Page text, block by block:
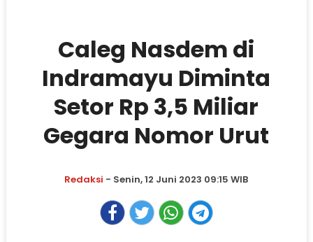
Caleg Nasdem di
Indramayu Diminta
Setor Rp 3,5 Miliar
Gegara Nomor Urut
Redaksi - Senin, 12 Juni 2023 09:15 WIB